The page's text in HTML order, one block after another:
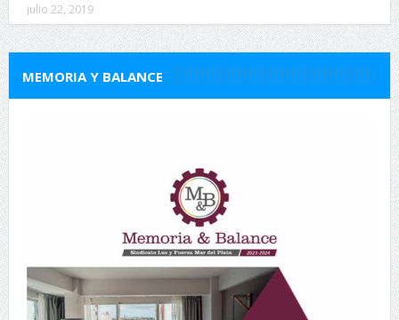
julio 22, 2019
MEMORIA Y BALANCE